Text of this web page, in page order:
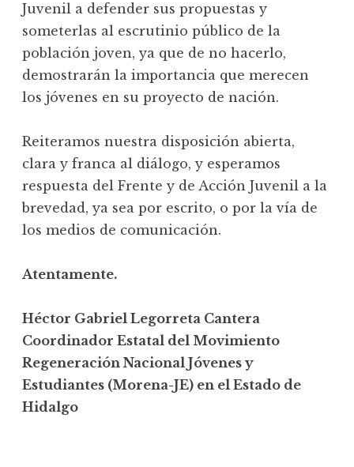
Juvenil a defender sus propuestas y
someterlas al escrutinio público de la
población joven, ya que de no hacerlo,
demostrarán la importancia que merecen
los jóvenes en su proyecto de nación.
Reiteramos nuestra disposición abierta,
clara y franca al diálogo, y esperamos
respuesta del Frente y de Acción Juvenil a la
brevedad, ya sea por escrito, o por la vía de
los medios de comunicación.
Atentamente.
Héctor Gabriel Legorreta Cantera
Coordinador Estatal del Movimiento
Regeneración Nacional Jóvenes y
Estudiantes (Morena-JE) en el Estado de
Hidalgo